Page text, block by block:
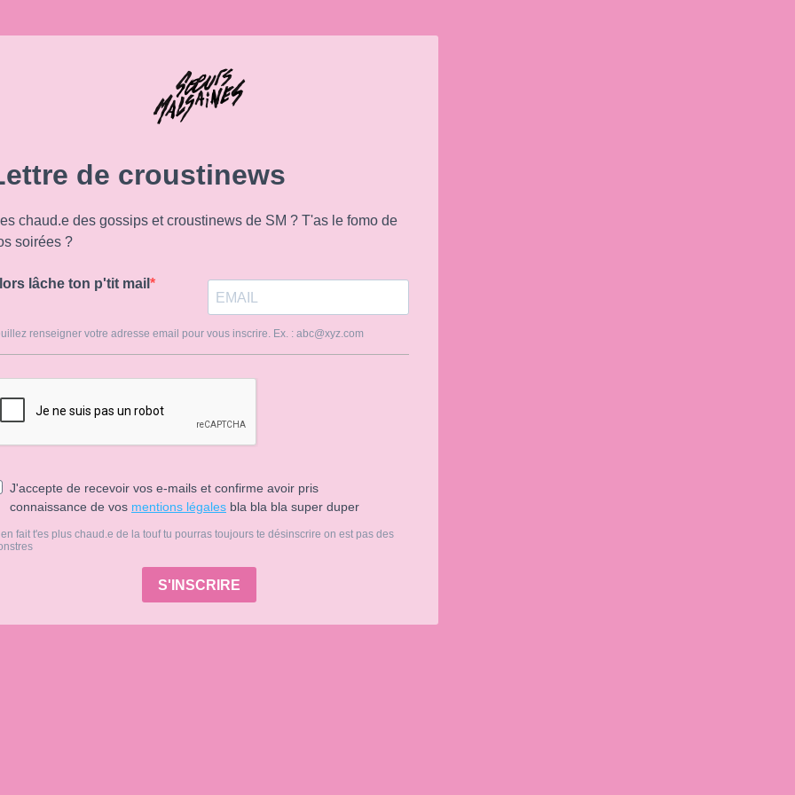
de croustinews
chaud.e des gossips et croustinews de SM ? T'as le fomo de
soirées ?
lâche ton p'tit mail
renseigner votre adresse email pour vous inscrire. Ex. : abc@xyz.com
J'accepte de recevoir vos e-mails et confirme avoir pris
connaissance de vos mentions légales bla bla bla super duper
en fait t'es plus chaud.e de la touf tu pourras toujours te désinscrire on est pas des
S'INSCRIRE